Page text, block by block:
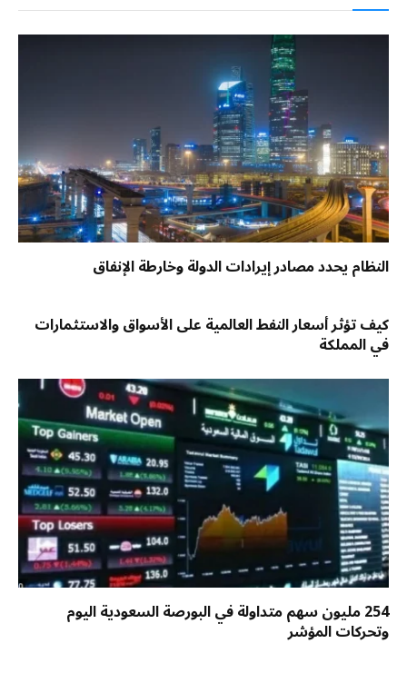
النظام يحدد مصادر إيرادات الدولة وخارطة الإنفاق
كيف تؤثر أسعار النفط العالمية على الأسواق والاستثمارات
في المملكة
254 مليون سهم متداولة في البورصة السعودية اليوم
وتحركات المؤشر